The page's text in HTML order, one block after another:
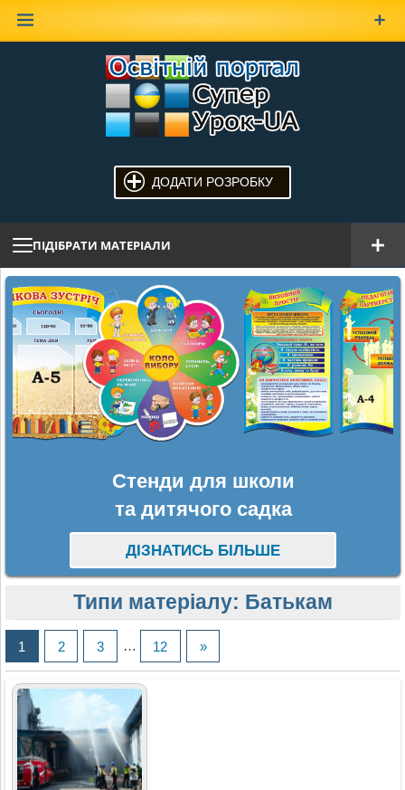
ДОДАТИ РОЗРОБКУ
ПІДІБРАТИ МАТЕРІАЛИ
Стенди для школи
та дитячого садка
ДІЗНАТИСЬ БІЛЬШЕ
Типи матеріалу: Батькам
1 2 3 … 12 »